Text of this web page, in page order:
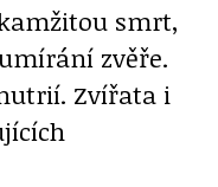
smrt,
zvěře.
Zvířata i